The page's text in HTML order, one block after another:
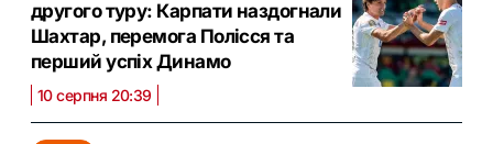
другого туру: Карпати наздогнали
Шахтар, перемога Полісся та
перший успіх Динамо
10 серпня 20:39